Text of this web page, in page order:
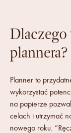
Dlaczego
plannera?
Planner to
wykorzystać
na papierze
celach i utrzymać
nowego roku.